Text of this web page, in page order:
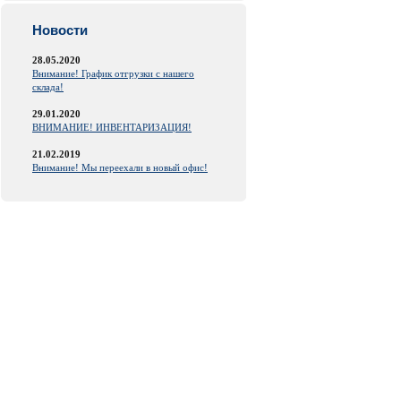
Новости
28.05.2020
Внимание! График отгрузки с нашего
склада!
29.01.2020
ВНИМАНИЕ! ИНВЕНТАРИЗАЦИЯ!
21.02.2019
Внимание! Мы переехали в новый офис!